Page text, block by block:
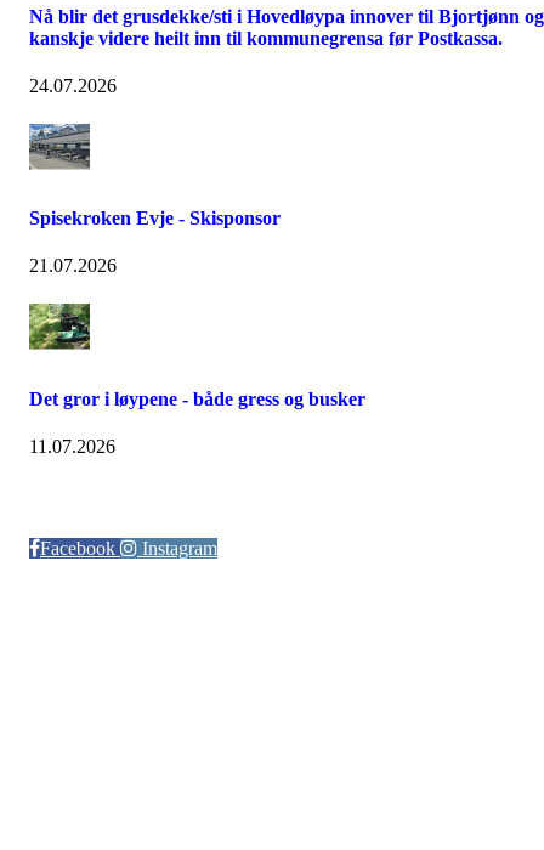
Nå blir det grusdekke/sti i Hovedløypa innover til Bjortjønn og
kanskje videre heilt inn til kommunegrensa før Postkassa.
24.07.2026
Spisekroken Evje - Skisponsor
21.07.2026
Det gror i løypene - både gress og busker
11.07.2026
Facebook
Instagram